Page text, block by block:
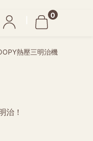
0
熱壓三明治機
治！